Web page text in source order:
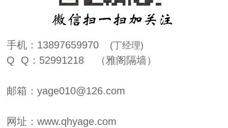
手机：13897659970 (丁经理)
Q Q：52991218 （雅阁隔墙）
邮箱：yage010@126.com
网址：www.qhyage.com